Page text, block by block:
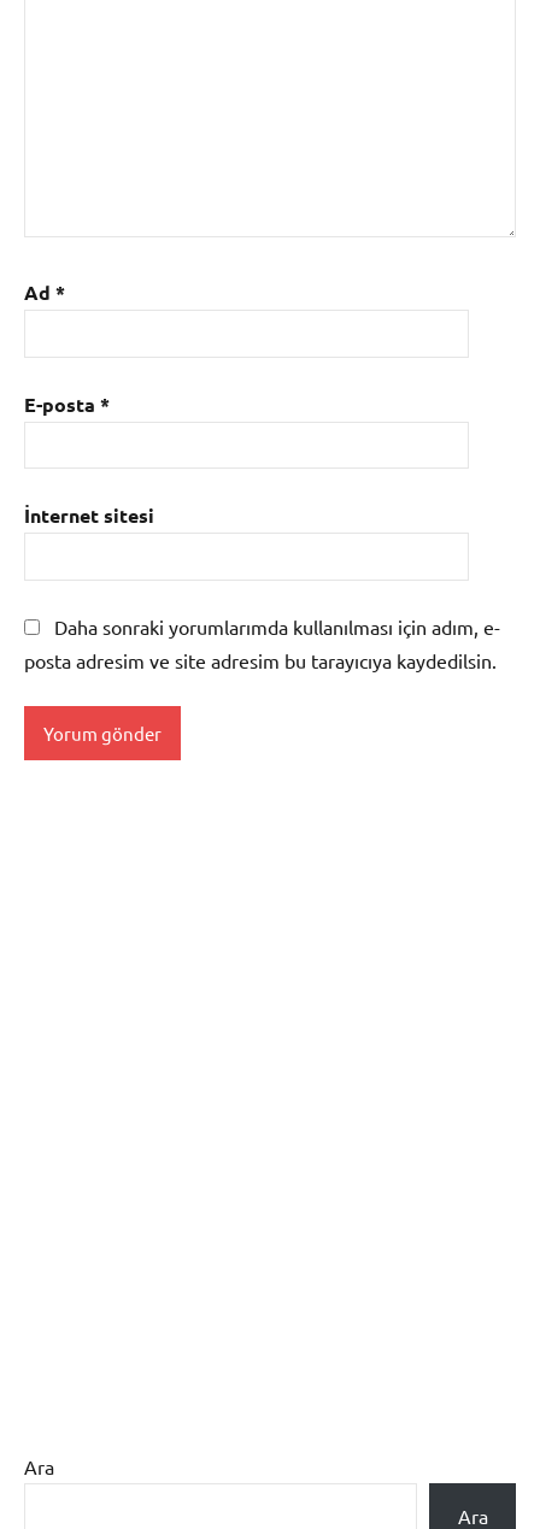
Ad *
E-posta *
İnternet sitesi
Daha sonraki yorumlarımda kullanılması için adım, e-
posta adresim ve site adresim bu tarayıcıya kaydedilsin.
Ara
Ara